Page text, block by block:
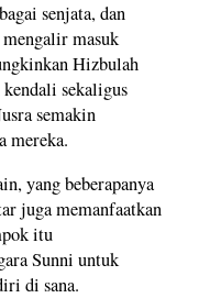
senjata, dan
mengalir masuk
Hizbulah
sekaligus
semakin
mereka.
yang beberapanya
juga memanfaatkan
itu
Sunni untuk
di sana.